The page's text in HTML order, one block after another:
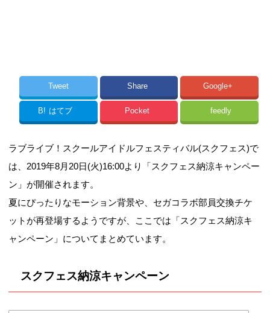
Tweet Share Google+
B! はてブ Pocket feedly
ラブライブ！スクールアイドルフェスティバル(スクフェス)で
は、2019年8月20日(火)16:00より「スクフェス納涼キャンペー
ン」が開催されます。
夏にぴったりなモーション背景や、セガコラボ部員交換チケ
ットが再登場するようですが、ここでは「スクフェス納涼キ
ャンペーン」についてまとめています。
スクフェス納涼キャンペーン